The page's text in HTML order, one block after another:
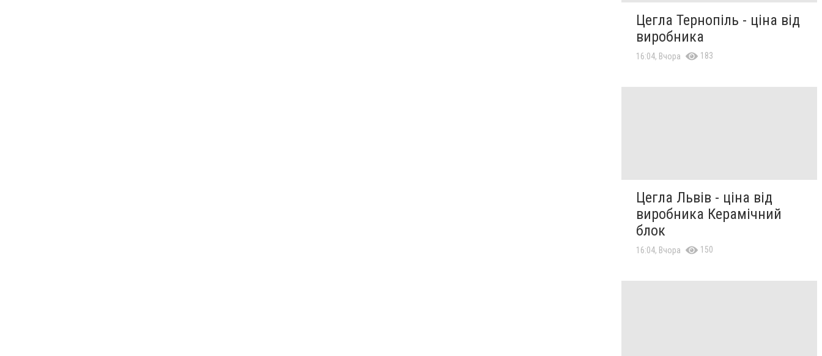
Цегла Тернопіль - ціна від
виробника
16:04, Вчора 183
Цегла Львів - ціна від
виробника Керамічний
блок
16:04, Вчора 150